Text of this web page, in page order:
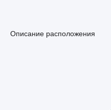
Описание расположения